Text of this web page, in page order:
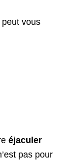
vous
éjaculer
pas pour